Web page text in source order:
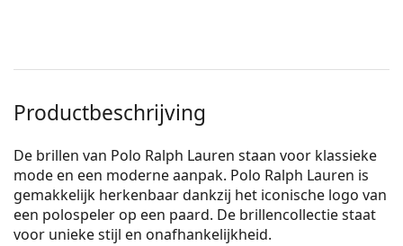
Productbeschrijving
De brillen van Polo Ralph Lauren staan voor klassieke
mode en een moderne aanpak. Polo Ralph Lauren is
gemakkelijk herkenbaar dankzij het iconische logo van
een polospeler op een paard. De brillencollectie staat
voor unieke stijl en onafhankelijkheid.